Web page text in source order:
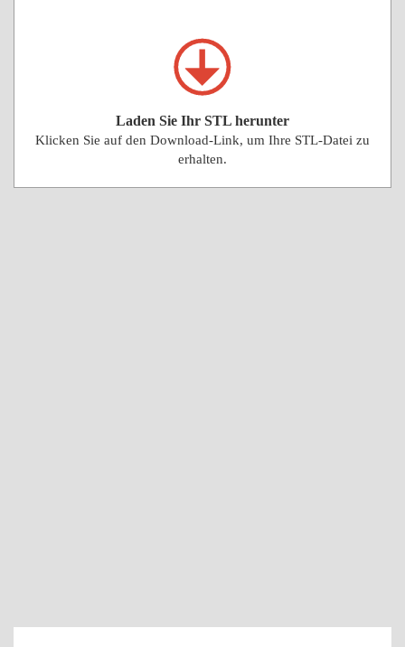
Laden Sie Ihr STL herunter
Klicken Sie auf den Download-Link, um Ihre STL-Datei zu
erhalten.